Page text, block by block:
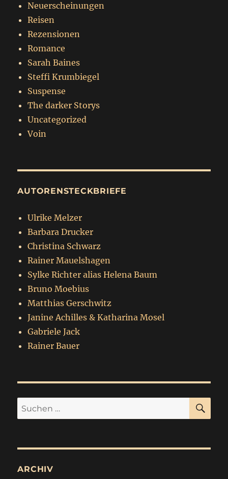
Neuerscheinungen
Reisen
Rezensionen
Romance
Sarah Baines
Steffi Krumbiegel
Suspense
The darker Storys
Uncategorized
Voin
AUTORENSTECKBRIEFE
Ulrike Melzer
Barbara Drucker
Christina Schwarz
Rainer Mauelshagen
Sylke Richter alias Helena Baum
Bruno Moebius
Matthias Gerschwitz
Janine Achilles & Katharina Mosel
Gabriele Jack
Rainer Bauer
Suchen
nach:
ARCHIV